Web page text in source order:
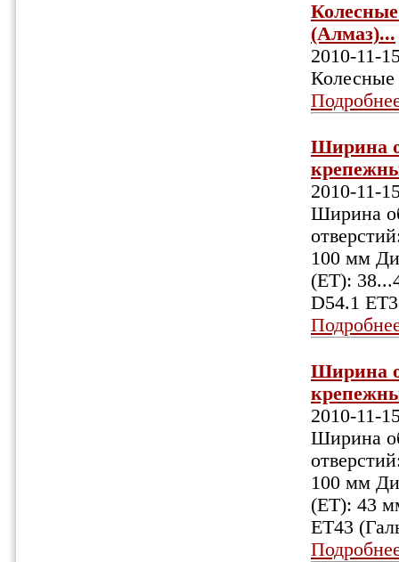
(Алмаз)...
2010-11-
Колесные
Ширина
2010-11-
Ширина
100 мм
(ET):
D54.1
Ширина
2010-11-
Ширина
100 мм
(ET): 43
ET43